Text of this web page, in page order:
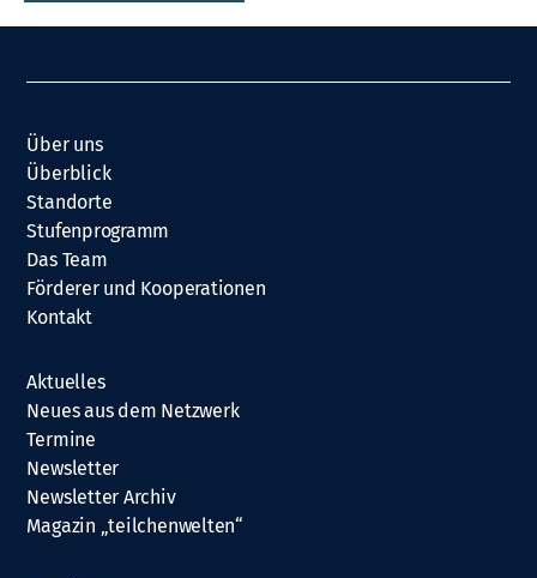
Über uns
Überblick
Standorte
Stufenprogramm
Das Team
Förderer und Kooperationen
Kontakt
Aktuelles
Neues aus dem Netzwerk
Termine
Newsletter
Newsletter Archiv
Magazin „teilchenwelten“